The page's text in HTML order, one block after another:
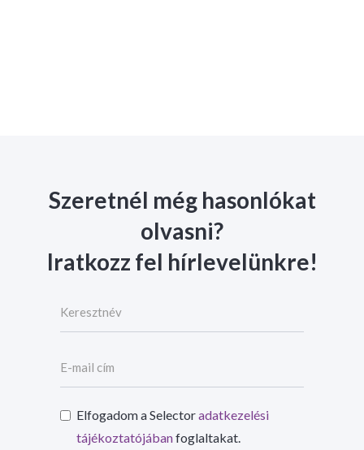
Szeretnél még hasonlókat
olvasni?
Iratkozz fel hírlevelünkre!
Elfogadom a Selectoradatkezelési
tájékoztatójábanfoglaltakat.